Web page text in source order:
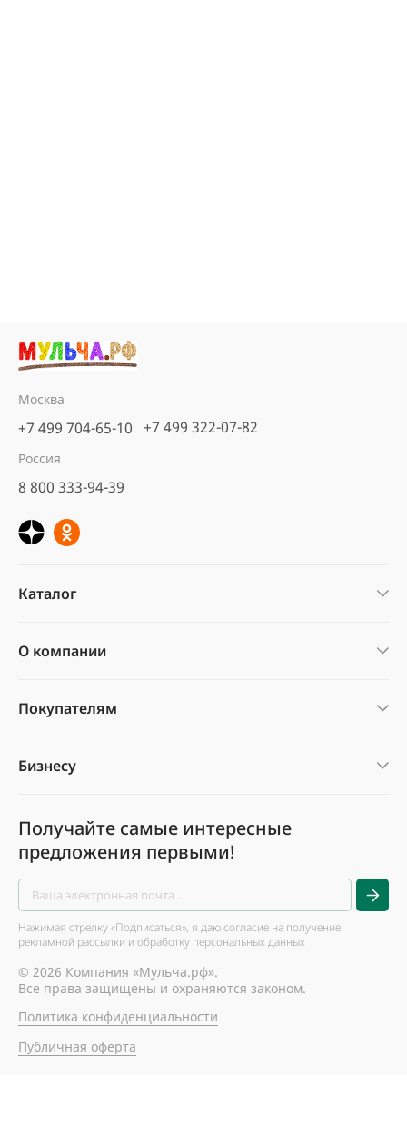
Москва
+7 499 704-65-10 +7 499 322-07-82
Россия
8 800 333-94-39
Каталог
О компании
Покупателям
Бизнесу
Получайте самые интересные
предложения первыми!
Нажимая стрелку «Подписаться», я даю согласие на получение
рекламной рассылки и обработку персональных данных
© 2026 Компания «Мульча.рф».
Все права защищены и охраняются законом.
Политика конфиденциальности
Публичная оферта